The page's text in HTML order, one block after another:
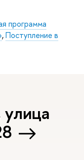
программа
,Поступление в